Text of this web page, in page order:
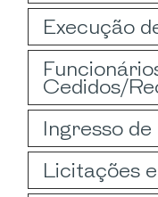
Execução
Cedidos/
Ingresso
Licitações